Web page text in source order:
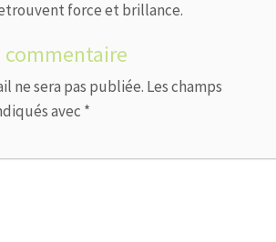
force et brillance.
commentaire
ne sera pas publiée. Les champs
avec *